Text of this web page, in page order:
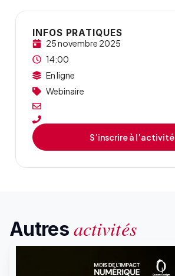
INFOS PRATIQUES
25 novembre 2025
14:00
En ligne
Webinaire
S’inscrire à l’activité
Autres activités